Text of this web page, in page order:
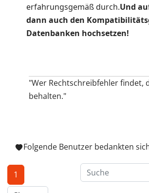
erfahrungsgemäß durch.Und
dann auch den
Datenbanken hochsetzen!
"Wer Rechtschreibfehler findet,
behalten."
Folgende Benutzer bedankten
1